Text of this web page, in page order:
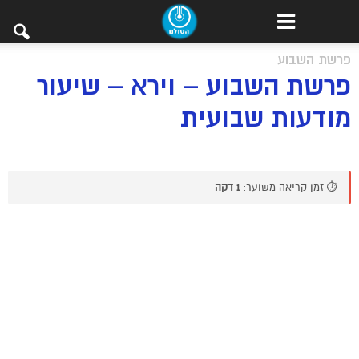
פרשת השבוע
פרשת השבוע – וירא – שיעור
מודעות שבועית
⏱️ זמן קריאה משוער: 1 דקה